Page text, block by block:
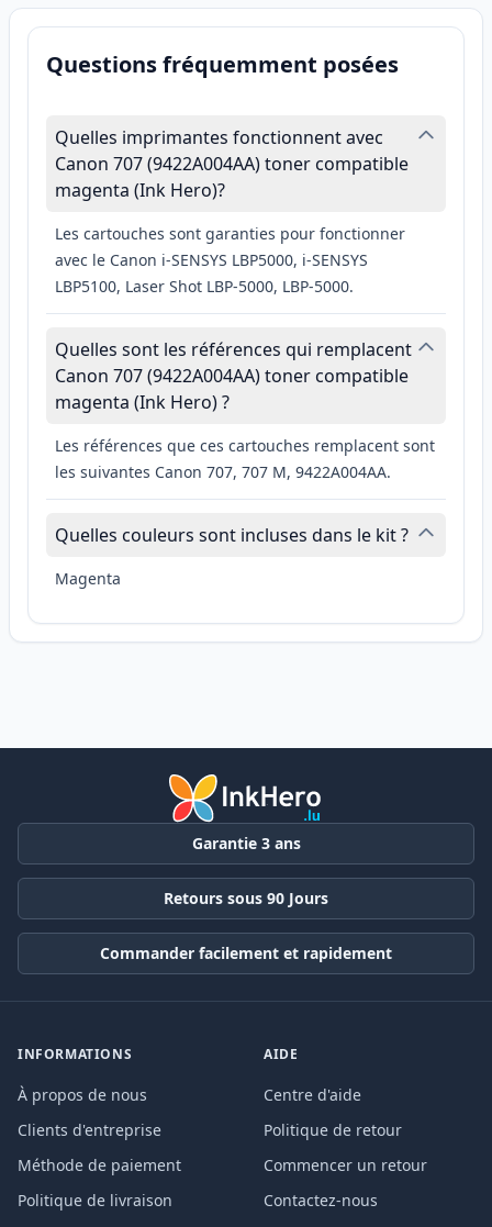
Questions fréquemment posées
Quelles imprimantes fonctionnent avec
Canon 707 (9422A004AA) toner compatible
magenta (Ink Hero)?
Les cartouches sont garanties pour fonctionner
avec le Canon i-SENSYS LBP5000, i-SENSYS
LBP5100, Laser Shot LBP-5000, LBP-5000.
Quelles sont les références qui remplacent
Canon 707 (9422A004AA) toner compatible
magenta (Ink Hero) ?
Les références que ces cartouches remplacent sont
les suivantes Canon 707, 707 M, 9422A004AA.
Quelles couleurs sont incluses dans le kit ?
Magenta
Garantie 3 ans
Retours sous 90 Jours
Commander facilement et rapidement
INFORMATIONS
À propos de nous
Clients d'entreprise
Méthode de paiement
Politique de livraison
AIDE
Centre d'aide
Politique de retour
Commencer un retour
Contactez-nous